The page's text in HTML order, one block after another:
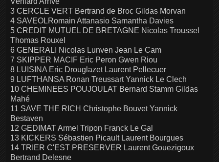
3 CERCLE VERT Bertrand de Broc Gildas Morvan
4 SAVEOLRomain Attanasio Samantha Davies
5 CREDIT MUTUEL DE BRETAGNE Nicolas Troussel
Thomas Rouxel
6 GENERALI Nicolas Lunven Jean Le Cam
7 SKIPPER MACIF Eric Peron Gwen Riou
8 LUISINA Eric Drouglazet Laurent Pellecuer
9 LUFTHANSA Ronan Treussart Yannick Le Clech
10 CHEMINEES POUJOULAT Bernard Stamm Gildas
Mahé
11 SAVE THE RICH Christophe Bouvet Yannick
Bestaven
12 GEDIMAT Armel Tripon Franck Le Gal
13 KICKERS Sébastien Picault Laurent Bourgues
14 TRIER C'EST PRESERVER Laurent Gouezigoux
Bertrand Delesne